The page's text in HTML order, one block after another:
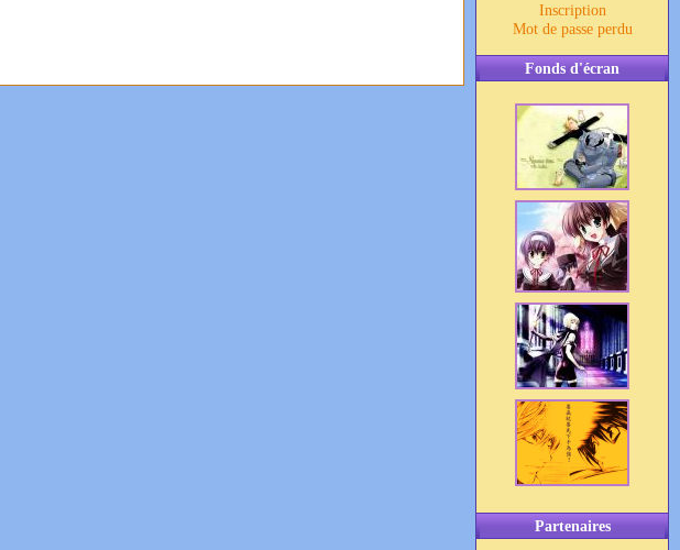
Inscription
Mot de passe perdu
Fonds d'écran
Partenaires